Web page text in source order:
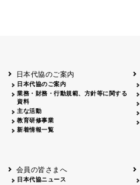
日本代協のご案内
日本代協のご案内
業務・財務・行動規範、方針等に関する
資料
主な活動
教育研修事業
新着情報一覧
会員の皆さまへ
日本代協ニュース